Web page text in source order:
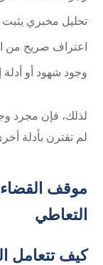
تحليل مخبري
اعتراف صريح من
وجود شهود أو أدلة
لذلك، فإن مجرد
لم تقترن بأدلة
موقف
التعاطي
كيف تتعامل